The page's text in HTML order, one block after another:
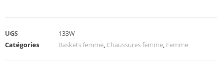
UGS
133W
Catégories
Baskets femme, Chaussures femme, Femme